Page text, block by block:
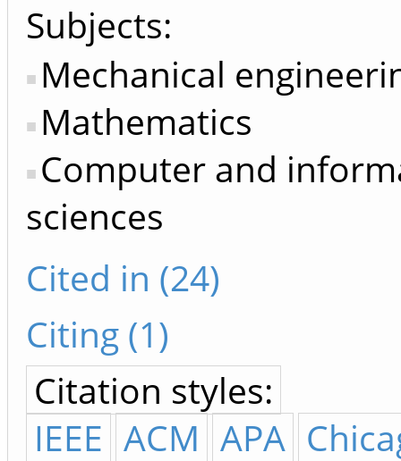
Subjects:
Mechanical
Mathematics
Computer and
sciences
Cited in (24)
Citing (1)
Citation styles:
IEEE ACM APA